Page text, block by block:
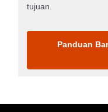
tujuan.
Panduan